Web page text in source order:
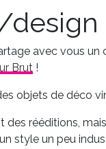
avec vous un
Brut !
objets de déco
des rééditions,
style un peu